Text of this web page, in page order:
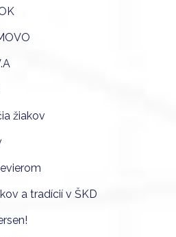
žiakov
a tradícií v ŠKD